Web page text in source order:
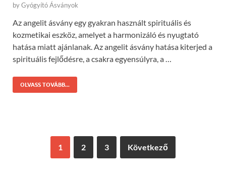
byGyógyító Ásványok
Az angelit ásvány egy gyakran használt spirituális és
kozmetikai eszköz, amelyet a harmonizáló és nyugtató
hatása miatt ajánlanak. Az angelit ásvány hatása kiterjed a
spirituális fejlődésre, a csakra egyensúlyra, a …
OLVASS TOVÁBB...
1 2 3 Következő